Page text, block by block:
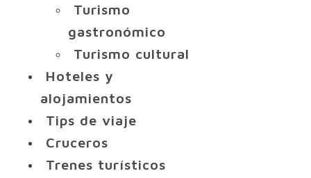
Turismo
gastronómico
Turismo cultural
Hoteles y
alojamientos
Tips de viaje
Cruceros
Trenes turísticos